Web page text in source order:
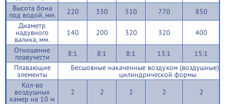
Высота бона
под водой, мм. 220 330 510 770
850
Диаметр
надувного
валика, мм.
140 200 320 320
400
Отношение
плавучести 8:1 8:1 8:1 13:1
15:1
Плавающие
элементы
Бесшовные накаченные воздухом (воздушные)
цилиндрической формы
Кол-во
воздушных
камер на 10 м
2 2 2 2
2